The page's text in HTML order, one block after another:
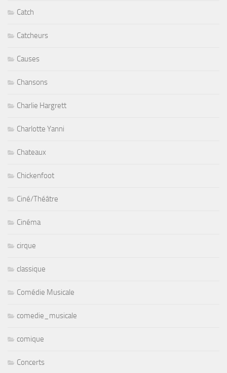
Catch
Catcheurs
Causes
Chansons
Charlie Hargrett
Charlotte Yanni
Chateaux
Chickenfoot
Ciné/Théâtre
Cinéma
cirque
classique
Comédie Musicale
comedie_musicale
comique
Concerts